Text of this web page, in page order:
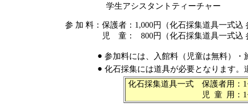
学生アシスタントティーチャー
参 加 料：保護者：1,000円（化石採集道具一式込
児 童： 800円（化石採集道具一式込 参
● 参加料には、入館料（児童は無料）・
● 化石採集には道具が必要となります。
化石採集道具一式 保
児 童 用：1セット